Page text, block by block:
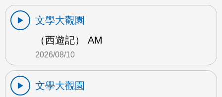
文學大觀園
（西遊記） AM
2026/08/10
文學大觀園